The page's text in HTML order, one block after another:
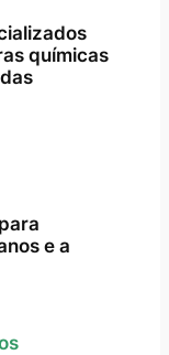
químicas
e a